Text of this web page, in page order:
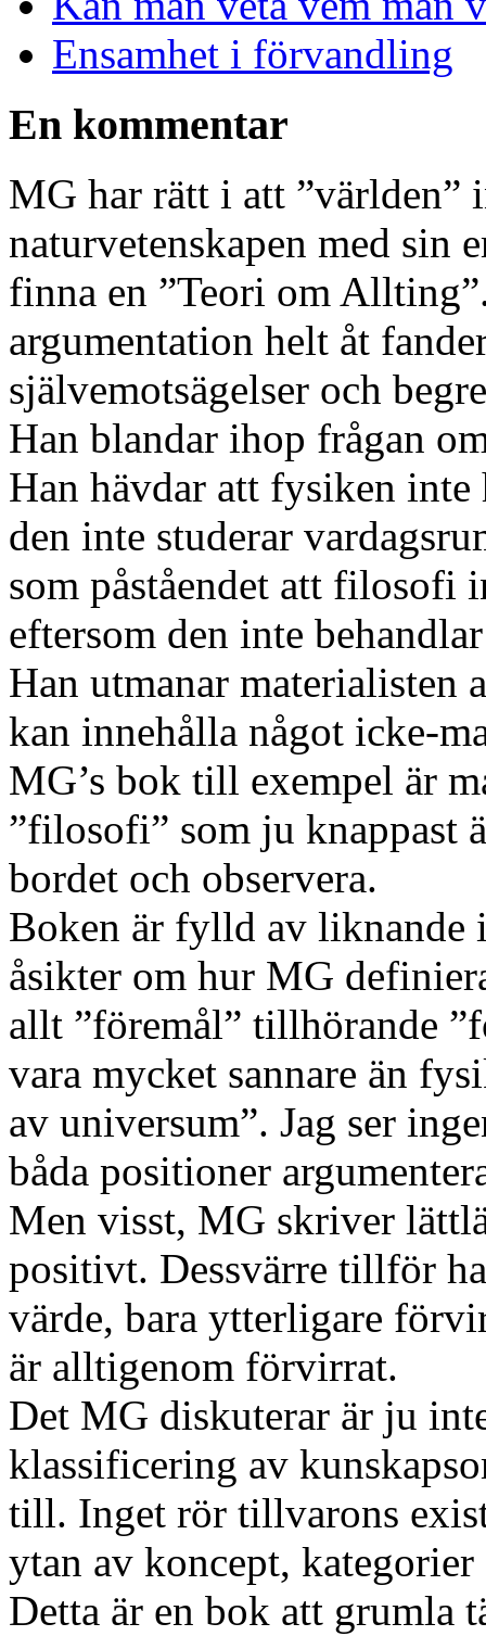
Ensamhet i förvandling
En kommentar
MG har rätt i att ”världen”
naturvetenskapen med sin
finna en ”Teori om
argumentation helt åt
självemotsägelser och
Han blandar ihop frågan
Han hävdar att fysiken inte
den inte studerar
som påståendet att
eftersom den inte
Han utmanar materialisten
kan innehålla något icke-
MG’s bok till exempel är
”filosofi” som ju knappast
bordet och observera.
Boken är fylld av liknande
åsikter om hur MG
allt ”föremål” tillhörande
vara mycket sannare än
av universum”. Jag ser
båda positioner
Men visst, MG skriver
positivt. Dessvärre tillför
värde, bara ytterligare
är alltigenom förvirrat.
Det MG diskuterar är ju
klassificering av
till. Inget rör tillvarons
ytan av koncept,
Detta är en bok att grumla